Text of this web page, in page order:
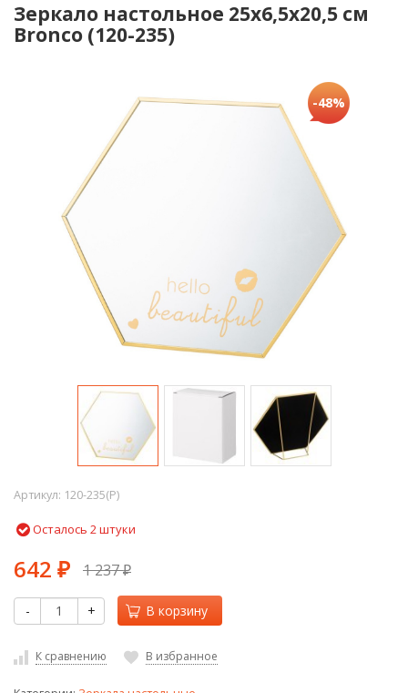
Зеркало настольное 25х6,5х20,5 см
Bronco (120-235)
-48%
Артикул: 120-235(P)
Осталось 2 штуки
642 ₽ 1 237₽
- + В корзину
К сравнению В избранное